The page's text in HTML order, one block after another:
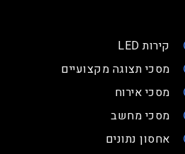
קירות LED
מסכי תצוגה מקצועיים
מסכי אירוח
מסכי מחשב
אחסון נתונים